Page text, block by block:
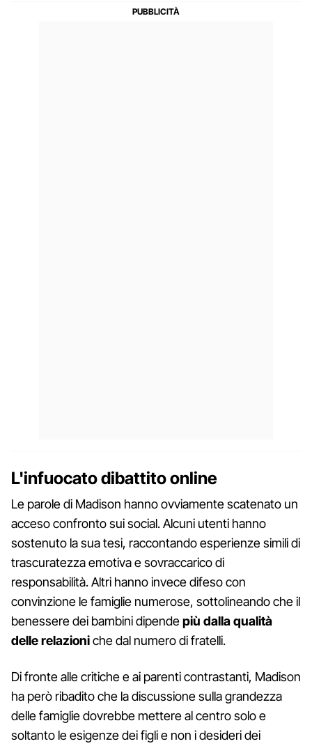
L'infuocato dibattito online
Le parole di Madison hanno ovviamente scatenato un
acceso confronto sui social. Alcuni utenti hanno
sostenuto la sua tesi, raccontando esperienze simili di
trascuratezza emotiva e sovraccarico di
responsabilità. Altri hanno invece difeso con
convinzione le famiglie numerose, sottolineando che il
benessere dei bambini dipendepiù dalla qualità
delle relazioniche dal numero di fratelli.
Di fronte alle critiche e ai parenti contrastanti, Madison
ha però ribadito che la discussione sulla grandezza
delle famiglie dovrebbe mettere al centro solo e
soltanto le esigenze dei figli e non i desideri dei